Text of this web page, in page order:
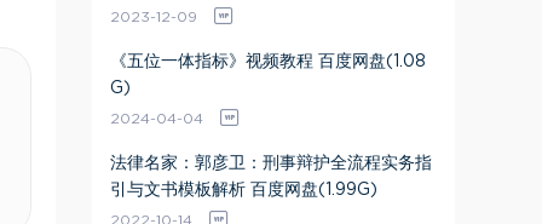
2023-12-09
《五位一体指标》视频教程 百度网盘(1.08
G)
2024-04-04
法律名家：郭彦卫：刑事辩护全流程实务指
引与文书模板解析 百度网盘(1.99G)
2022-10-14